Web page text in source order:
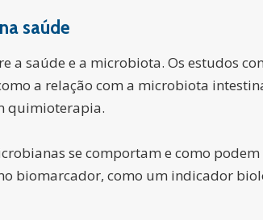
saúde
a saúde e a microbiota. Os estudos
a relação com a microbiota
quimioterapia.
se comportam e como
biomarcador, como um indicador